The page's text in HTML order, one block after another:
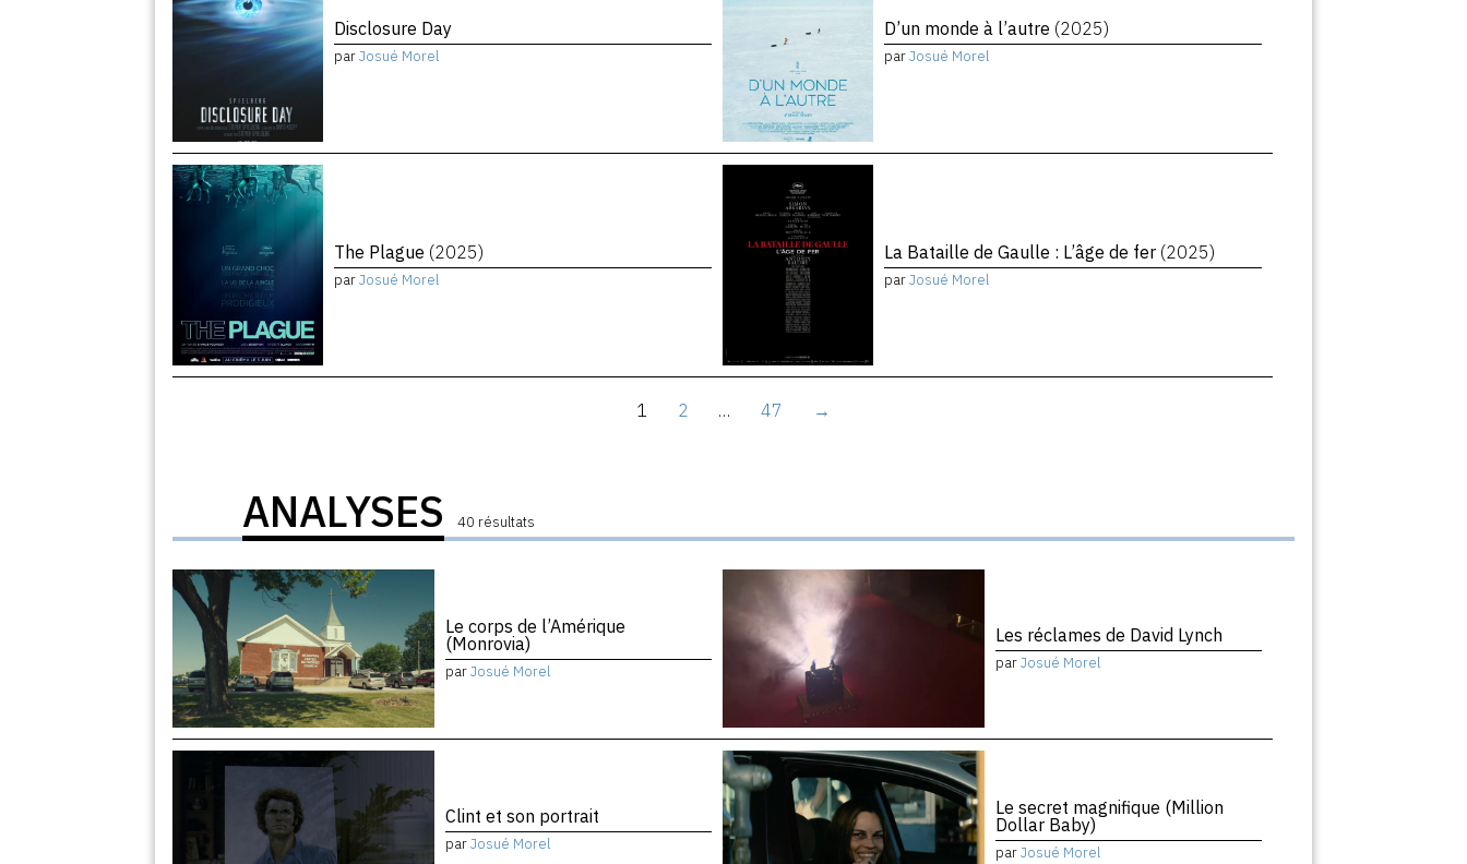
Disclosure Day
parJosué Morel
D’un monde à l’autre (2025)
parJosué Morel
The Plague (2025)
parJosué Morel
La Bataille de Gaulle : L’âge de fer (2025)
parJosué Morel
1 2 … 47 →
ANALYSES 40 résultats
Le corps de l’Amérique
(Monrovia)
parJosué Morel
Les réclames de David Lynch
parJosué Morel
Clint et son portrait
parJosué Morel
Le secret magnifique (Million
Dollar Baby)
parJosué Morel